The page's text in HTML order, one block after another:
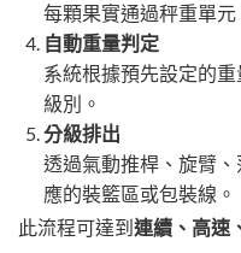
每顆果實通過秤重單元
自動重量判定
系統根據預先設定的
級別。
分級排出
透過氣動推桿、旋臂
應的裝籃區或包裝線。
此流程可達到 連續、高速